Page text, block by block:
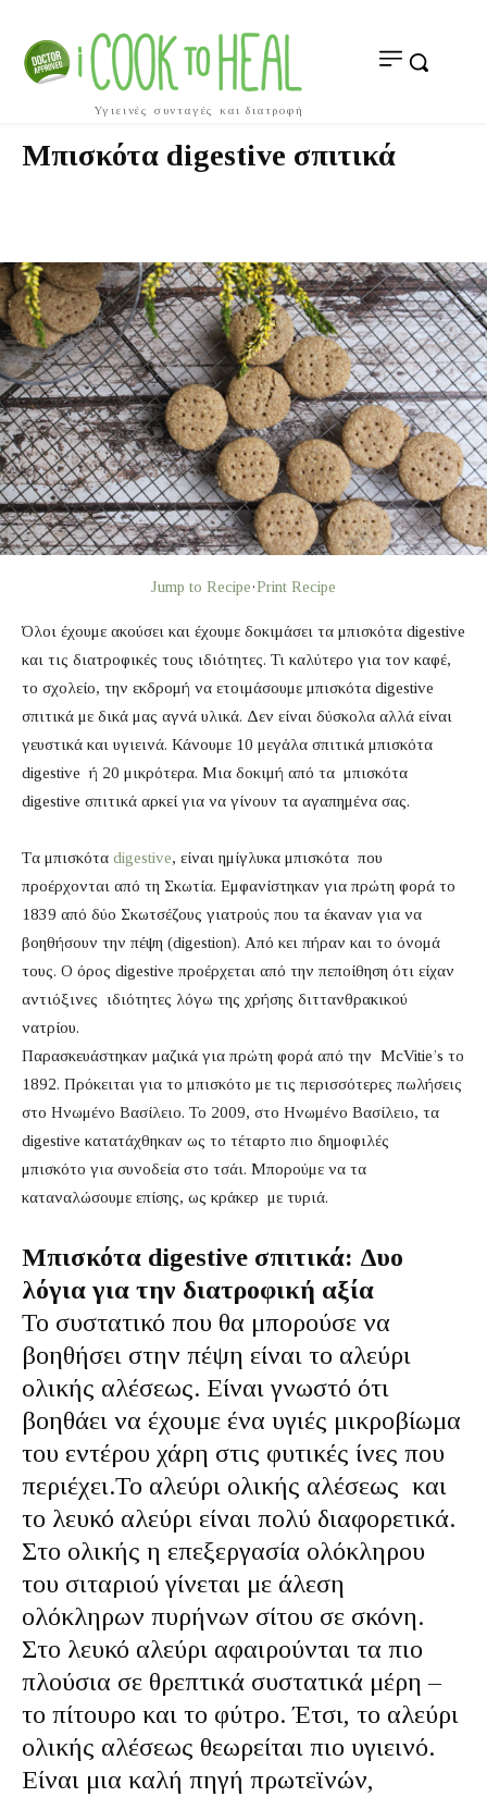
Υγιεινές συνταγές και διατροφή
Μπισκότα digestive σπιτικά
Jump to Recipe·Print Recipe
Όλοι έχουμε ακούσει και έχουμε δοκιμάσει τα μπισκότα digestive
και τις διατροφικές τους ιδιότητες. Τι καλύτερο για τον καφέ,
το σχολείο, την εκδρομή να ετοιμάσουμε μπισκότα digestive
σπιτικά με δικά μας αγνά υλικά. Δεν είναι δύσκολα αλλά είναι
γευστικά και υγιεινά. Κάνουμε 10 μεγάλα σπιτικά μπισκότα
digestive ή 20 μικρότερα. Μια δοκιμή από τα μπισκότα
digestive σπιτικά αρκεί για να γίνουν τα αγαπημένα σας.
Tα μπισκότα digestive, είναι ημίγλυκα μπισκότα που
προέρχονται από τη Σκωτία. Εμφανίστηκαν για πρώτη φορά το
1839 από δύο Σκωτσέζους γιατρούς που τα έκαναν για να
βοηθήσουν την πέψη (digestion). Από κει πήραν και το όνομά
τους. Ο όρος digestive προέρχεται από την πεποίθηση ότι είχαν
αντιόξινες ιδιότητες λόγω της χρήσης διττανθρακικού
νατρίου.
Παρασκευάστηκαν μαζικά για πρώτη φορά από την McVitie’s το
1892. Πρόκειται για το μπισκότο με τις περισσότερες πωλήσεις
στο Ηνωμένο Βασίλειο. Το 2009, στο Ηνωμένο Βασίλειο, τα
digestive κατατάχθηκαν ως το τέταρτο πιο δημοφιλές
μπισκότο για συνοδεία στο τσάι. Μπορούμε να τα
καταναλώσουμε επίσης, ως κράκερ με τυριά.
Μπισκότα digestive σπιτικά: Δυο
λόγια για την διατροφική αξία
Το συστατικό που θα μπορούσε να
βοηθήσει στην πέψη είναι το αλεύρι
ολικής αλέσεως. Είναι γνωστό ότι
βοηθάει να έχουμε ένα υγιές μικροβίωμα
του εντέρου χάρη στις φυτικές ίνες που
περιέχει.Το αλεύρι ολικής αλέσεως και
το λευκό αλεύρι είναι πολύ διαφορετικά.
Στο ολικής η επεξεργασία ολόκληρου
του σιταριού γίνεται με άλεση
ολόκληρων πυρήνων σίτου σε σκόνη.
Στο λευκό αλεύρι αφαιρούνται τα πιο
πλούσια σε θρεπτικά συστατικά μέρη –
το πίτουρο και το φύτρο. Έτσι, το αλεύρι
ολικής αλέσεως θεωρείται πιο υγιεινό.
Είναι μια καλή πηγή πρωτεϊνών,